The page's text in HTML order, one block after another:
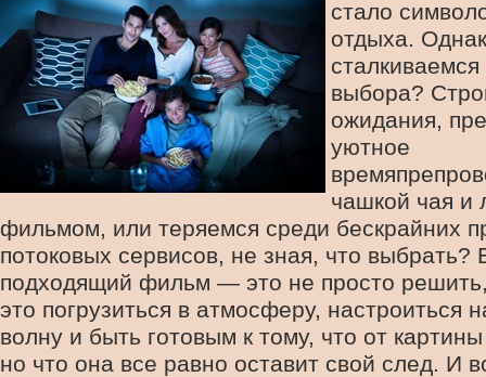
стало
отдыха.
выбора?
ожидания,
уютное
чашкой чая
фильмом, или теряемся среди бескрайних
потоковых сервисов, не зная, что выбрать?
подходящий фильм — это не просто
это погрузиться в атмосферу, настроиться
волну и быть готовым к тому, что от
но что она все равно оставит свой след. И